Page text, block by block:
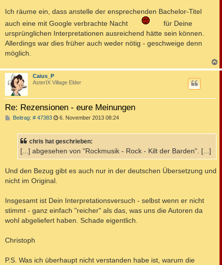
Ich räume ein, dass anstelle der ensprechenden Bachelor-Titel
auch eine mit Google verbrachte Nacht
für Deine
ursprünglichen Interpretationen ausreichend hätte sein können.
Allerdings war dies früher auch weder nötig - geschweige denn
möglich.
a
Caius_P
AsterIX Village Elder
Re: Rezensionen - eure Meinungen
Beitrag: # 47383B
r
a
6. November 2013 08:24
chris hat geschrieben:
[...] abgesehen von "Rockmusik - Rock - Kilt der Barden". [...]
Und den Bezug gibt es auch nur in der deutschen Übersetzung und
nicht im Original.
Insgesamt ist Dein Interpretationsversuch - selbst wenn er nicht
stimmt - ganz einfach "reicher" als das, was uns die Autoren da
wohl abgeliefert haben. Schade eigentlich.
Christoph
P.S. Was ich überhaupt nicht verstanden habe ist, warum die